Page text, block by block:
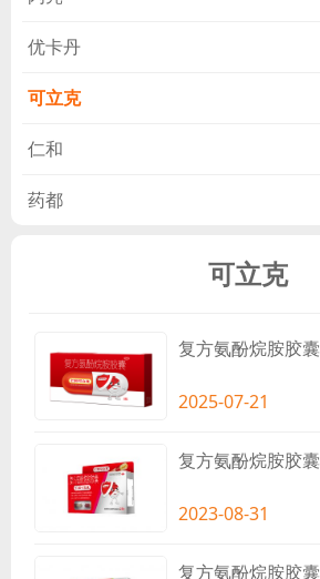
优卡丹
可立克
仁和
药都
可立克
复方氨酚烷胺胶囊
2025-07-21
复方氨酚烷胺胶囊
2023-08-31
复方氨酚烷胺胶囊